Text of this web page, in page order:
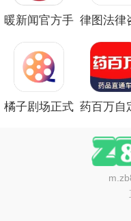
暖新闻官方手 律图法律
橘子剧场正式 药百万自